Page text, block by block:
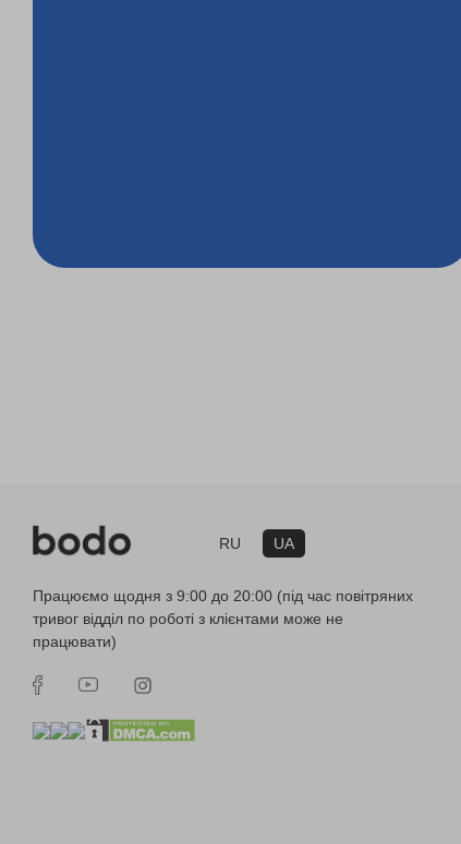
RU UA
Працюємо щодня з 9:00 до 20:00 (під час повітряних
тривог відділ по роботі з клієнтами може не
працювати)